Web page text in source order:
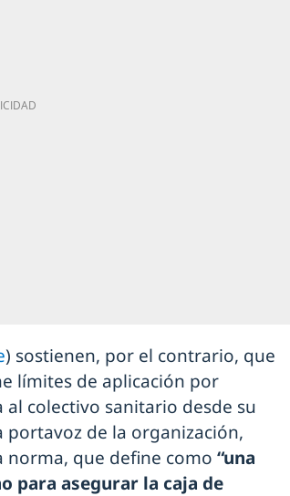
) sostienen, por el contrario, que
límites de aplicación por
colectivo sanitario desde su
portavoz de la organización,
norma, que define como “una
para asegurar la caja de